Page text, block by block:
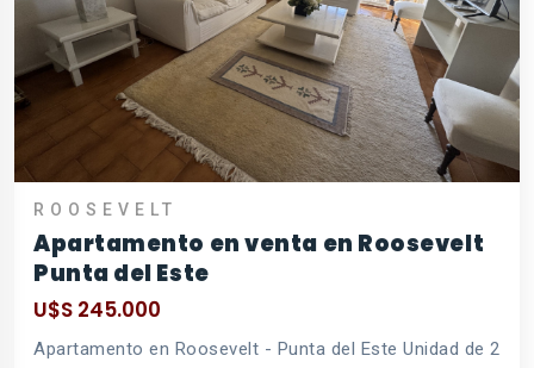
ROOSEVELT
Apartamento en venta en Roosevelt
Punta del Este
U$S 245.000
Apartamento en Roosevelt - Punta del Este Unidad de 2